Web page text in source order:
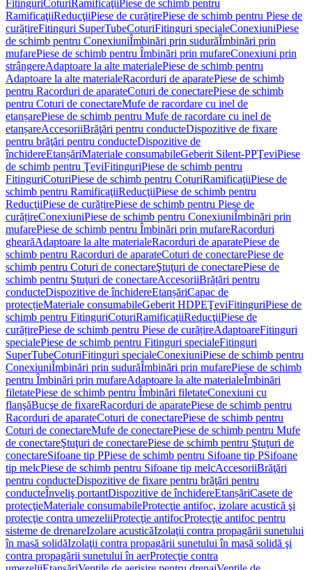
FitinguriCoturiRamificaţiiPiese de schimb pentru
RamificaţiiReducţiiPiese de curățirePiese de schimb pentru Piese de
curățireFitinguri SuperTubeCoturiFitinguri specialeConexiuniPiese
de schimb pentru ConexiuniÎmbinări prin sudurăÎmbinări prin
mufarePiese de schimb pentru Îmbinări prin mufareConexiuni prin
strângereAdaptoare la alte materialePiese de schimb pentru
Adaptoare la alte materialeRacorduri de aparatePiese de schimb
pentru Racorduri de aparateCoturi de conectarePiese de schimb
pentru Coturi de conectareMufe de racordare cu inel de
etanșarePiese de schimb pentru Mufe de racordare cu inel de
etanșareAccesoriiBrăţări pentru conducteDispozitive de fixare
pentru brăţări pentru conducteDispozitive de
închidereEtanșăriMateriale consumabileGeberit Silent-PPŢeviPiese
de schimb pentru ŢeviFitinguriPiese de schimb pentru
FitinguriCoturiPiese de schimb pentru CoturiRamificaţiiPiese de
schimb pentru RamificaţiiReducţiiPiese de schimb pentru
ReducţiiPiese de curățirePiese de schimb pentru Piese de
curățireConexiuniPiese de schimb pentru ConexiuniÎmbinări prin
mufarePiese de schimb pentru Îmbinări prin mufareRacorduri
ghearăAdaptoare la alte materialeRacorduri de aparatePiese de
schimb pentru Racorduri de aparateCoturi de conectarePiese de
schimb pentru Coturi de conectareŞtuţuri de conectarePiese de
schimb pentru Ştuţuri de conectareAccesoriiBrățări pentru
conducteDispozitive de închidereEtanșăriCapac de
protecțieMateriale consumabileGeberit HDPEŢeviFitinguriPiese de
schimb pentru FitinguriCoturiRamificaţiiReducţiiPiese de
curățirePiese de schimb pentru Piese de curățireAdaptoareFitinguri
specialePiese de schimb pentru Fitinguri specialeFitinguri
SuperTubeCoturiFitinguri specialeConexiuniPiese de schimb pentru
ConexiuniÎmbinări prin sudurăÎmbinări prin mufarePiese de schimb
pentru Îmbinări prin mufareAdaptoare la alte materialeÎmbinări
filetatePiese de schimb pentru Îmbinări filetateConexiuni cu
flanşăBucşe de fixareRacorduri de aparatePiese de schimb pentru
Racorduri de aparateCoturi de conectarePiese de schimb pentru
Coturi de conectareMufe de conectarePiese de schimb pentru Mufe
de conectareŞtuţuri de conectarePiese de schimb pentru Ştuţuri de
conectareSifoane tip PPiese de schimb pentru Sifoane tip PSifoane
tip melcPiese de schimb pentru Sifoane tip melcAccesoriiBrăţări
pentru conducteDispozitive de fixare pentru brăţări pentru
conducteÎnveliş portantDispozitive de închidereEtanșăriCasete de
protecţieMateriale consumabileProtecţie antifoc, izolare acustică şi
protecţie contra umezeliiProtecţie antifocProtecţie antifoc pentru
sisteme de drenareIzolare acusticăIzolaţii contra propagării sunetului
în masă solidăIzolaţii contra propagării sunetului în masă solidă şi
contra propagării sunetului în aerProtecţie contra